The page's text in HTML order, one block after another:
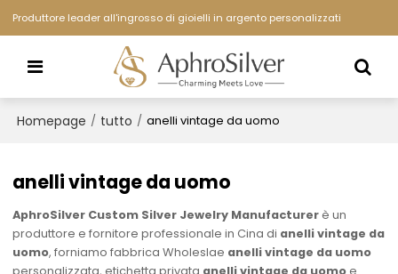
Produttore leader all'ingrosso di gioielli in argento personalizzati
Homepage / tutto / anelli vintage da uomo
anelli vintage da uomo
AphroSilver Custom Silver Jewelry Manufacturerè un
produttore e fornitore professionale in Cina di anelli vintage da
uomo, forniamo fabbrica Wholeslae anelli vintage da uomo